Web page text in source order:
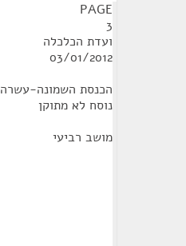
PAGE
3
ועדת הכלכלה
03/01/2012
הכנסת השמונה-עשרה
נוסח לא מתוקן
מושב רביעי